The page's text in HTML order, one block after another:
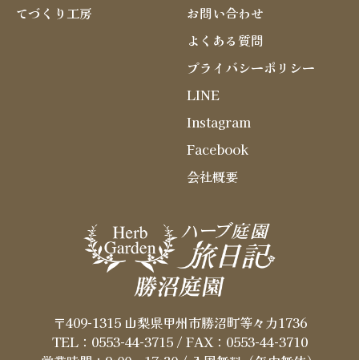
てづくり工房
お問い合わせ
よくある質問
プライバシーポリシー
LINE
Instagram
Facebook
会社概要
〒409-1315 山梨県甲州市勝沼町等々力1736
TEL：0553-44-3715/ FAX：0553-44-3710